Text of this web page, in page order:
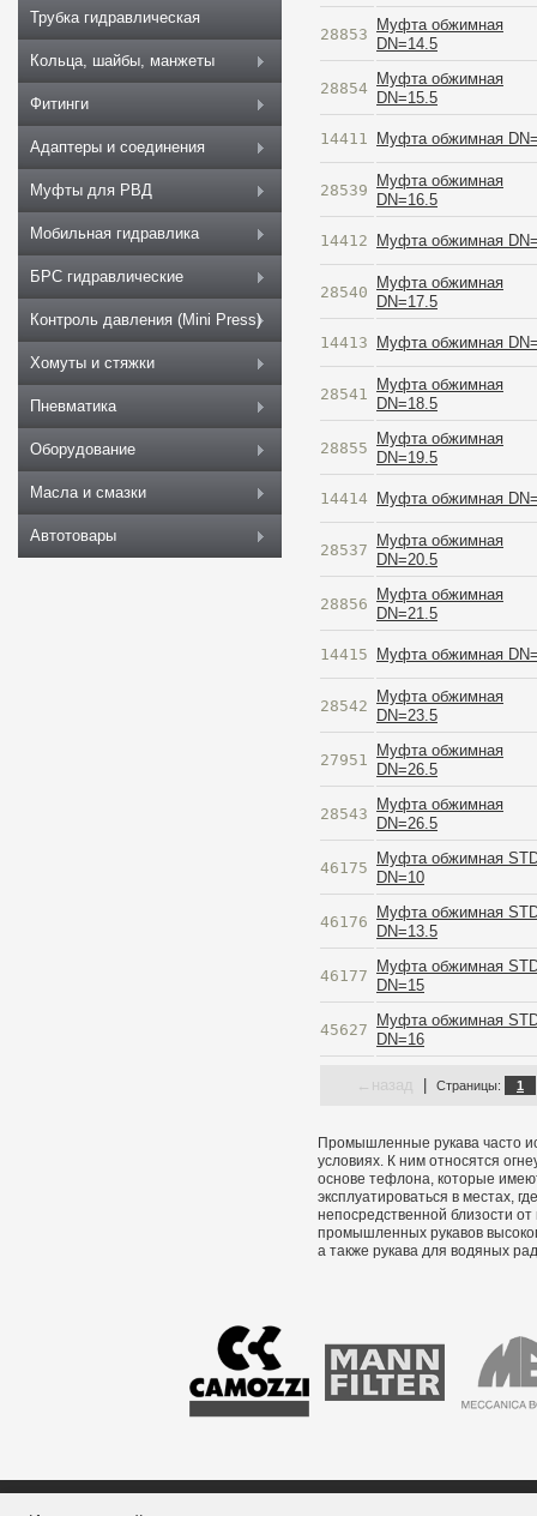
28853
Муфта обжимная
DN=14.5
28854
Муфта обжимная
DN=15.5
14411 Муфта обжимная
28539
Муфта обжимная
DN=16.5
14412 Муфта обжимная
28540
Муфта обжимная
DN=17.5
14413 Муфта обжимная
28541
Муфта обжимная
DN=18.5
28855
Муфта обжимная
DN=19.5
14414 Муфта обжимная
28537
Муфта обжимная
DN=20.5
28856
Муфта обжимная
DN=21.5
14415 Муфта обжимная
28542
Муфта обжимная
DN=23.5
27951
Муфта обжимная
DN=26.5
28543
Муфта обжимная
DN=26.5
46175
Муфта обжимная
DN=10
46176
Муфта обжимная
DN=13.5
46177
Муфта обжимная
DN=15
45627
Муфта обжимная
DN=16
← назад Страницы: 1
Промышленные рукава часто
условиях. К ним относятся
основе тефлона, которые
эксплуатироваться в местах,
непосредственной близости
промышленных рукавов
а также рукава для водяных
Трубка гидравлическая
Кольца, шайбы, манжеты
Фитинги
Адаптеры и соединения
Муфты для РВД
Мобильная гидравлика
БРС гидравлические
Контроль давления (Mini Press)
Хомуты и стяжки
Пневматика
Оборудование
Масла и смазки
Автотовары